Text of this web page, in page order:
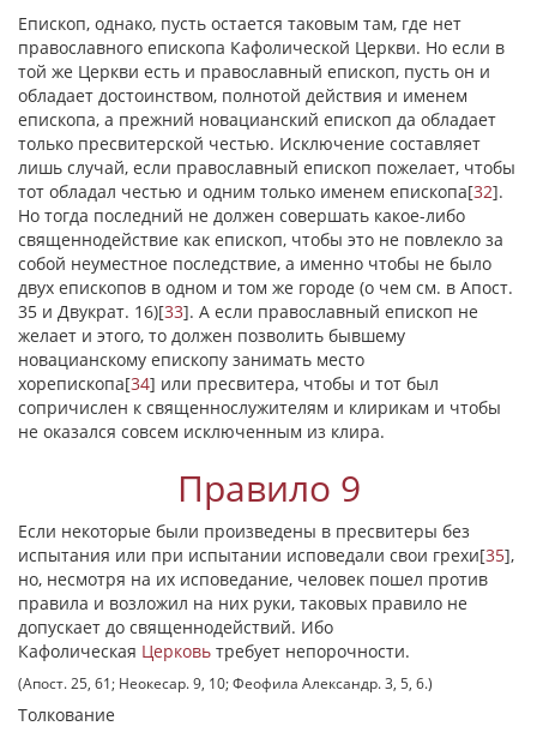
Епископ, однако, пусть остается таковым там, где нет
православного епископа Кафолической Церкви. Но если в
той же Церкви есть и православный епископ, пусть он и
обладает достоинством, полнотой действия и именем
епископа, а прежний новацианский епископ да обладает
только пресвитерской честью. Исключение составляет
лишь случай, если православный епископ пожелает, чтобы
тот обладал честью и одним только именем епископа[32].
Но тогда последний не должен совершать какое-либо
священнодействие как епископ, чтобы это не повлекло за
собой неуместное последствие, а именно чтобы не было
двух епископов в одном и том же городе (о чем см. в Апост.
35 и Двукрат. 16)[33]. А если православный епископ не
желает и этого, то должен позволить бывшему
новацианскому епископу занимать место
хорепископа[34] или пресвитера, чтобы и тот был
сопричислен к священнослужителям и клирикам и чтобы
не оказался совсем исключенным из клира.
Правило 9
Если некоторые были произведены в пресвитеры без
испытания или при испытании исповедали свои грехи[35],
но, несмотря на их исповедание, человек пошел против
правила и возложил на них руки, таковых правило не
допускает до священнодействий. Ибо
Кафолическая Церковь требует непорочности.
(Апост. 25, 61; Неокесар. 9, 10; Феофила Александр. 3, 5, 6.)
Толкование